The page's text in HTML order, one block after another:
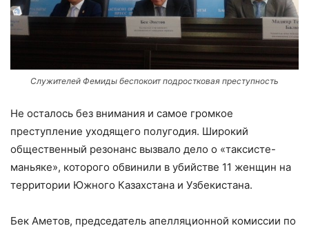
Служителей Фемиды беспокоит подростковая преступность
Не осталось без внимания и самое громкое
преступление уходящего полугодия. Широкий
общественный резонанс вызвало дело о «таксисте-
маньяке», которого обвинили в убийстве 11 женщин на
территории Южного Казахстана и Узбекистана.
Бек Аметов, председатель апелляционной комиссии по